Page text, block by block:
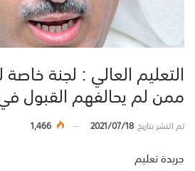
التعليم العالي : لجنة
ممن لم يحالفهم القبول في
تم النشر بتاريخ2021/07/18
1,466
جريدة تعليم